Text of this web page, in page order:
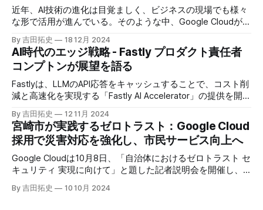
近年、AI技術の進化は目覚ましく、ビジネスの現場でも様々
な形で活用が進んでいる。そのような中、Google Cloudが新
たに発表したGoogle Agentspaceは、いま注目を集めるAIエ
ージェントがエンタープライズITを大きく変革する予兆と言
えるだろう。
By 吉田拓史 18 12月 2024
AI時代のエッジ戦略 - Fastly プロダクト責任者
コンプトンが展望を語る
Fastlyは、LLMのAPI応答をキャッシュすることで、コスト削
減と高速化を実現する「Fastly AI Accelerator」の提供を開始
した。キップ・コンプトン最高プロダクト責任者（CPO）
は、類似した質問への応答を再利用し、効率的な処理を可能
にすると説明した。さらに、コンプトンは、エッジコンピュ
ーティングの利点を活かしたパーソナライズや、エッジにお
けるGPUの経済性、セキュリティへの取り組みなど、Fastly
のAI戦略について語った。
By 吉田拓史 12 11月 2024
宮崎市が実践するゼロトラスト：Google Cloud
採用で災害対応を強化し、市民サービス向上へ
Google Cloudは10月8日、「自治体におけるゼロトラスト セ
キュリティ 実現に向けて」と題した記者説明会を開催し、
自治体向けにゼロトラストセキュリティ導入を支援するプロ
グラムを発表した。宮崎市の事例では、Google Workspace
By 吉田拓史 10 10月 2024